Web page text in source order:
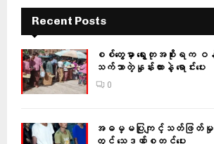
Recent Posts
စစ်တွေမှာ ရွေးတုအစိုးရက
သက်သာတဲ့နှုန်းထားနဲ့ ရောင်းပေး
0
အဓမ္မပြုကျင့်သတ်ဖြ
တွင် သေဒဏ်စတင်ပေး